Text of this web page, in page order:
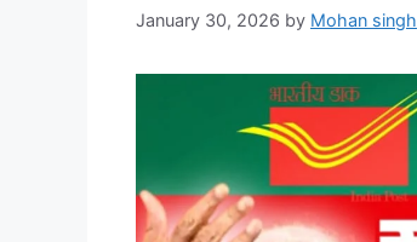
January 30, 2026 by Mohan singh